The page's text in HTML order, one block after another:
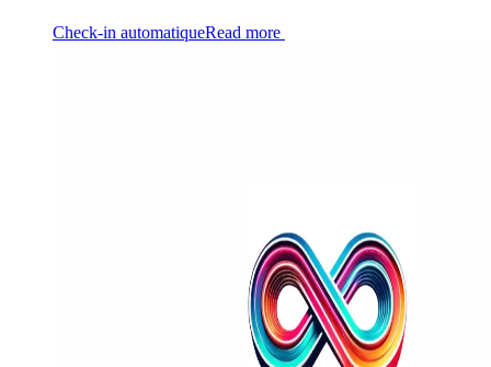
Check-in automatiqueRead more